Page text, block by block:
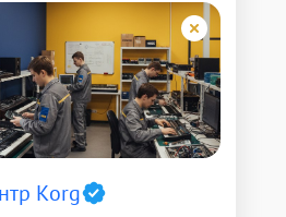
Korg